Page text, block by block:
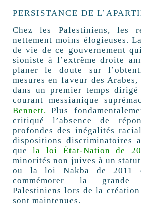
PERSISTANCE DE
Chez les Palestiniens, les
nettement moins élogieuses.
de vie de ce gouvernement
sioniste à l’extrême droite
planer le doute sur
mesures en faveur des
dans un premier temps
courant messianique
Bennett. Plus
critiqué l’absence de
profondes des inégalités
dispositions discriminatoires
quela loi État-Nation de
minorités non juives à un
ou la loi Nakba de 2011
commémorer la grande
Palestiniens lors de la création
sont maintenues.